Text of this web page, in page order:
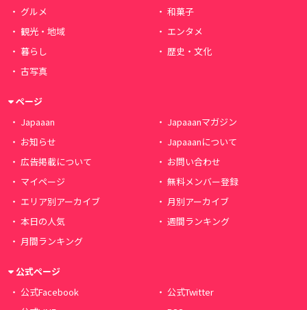
グルメ
和菓子
観光・地域
エンタメ
暮らし
歴史・文化
古写真
ページ
Japaaan
Japaaanマガジン
お知らせ
Japaaanについて
広告掲載について
お問い合わせ
マイページ
無料メンバー登録
エリア別アーカイブ
月別アーカイブ
本日の人気
週間ランキング
月間ランキング
公式ページ
公式Facebook
公式Twitter